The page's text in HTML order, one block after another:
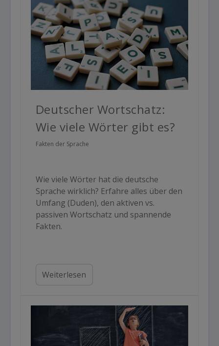
Deutscher Wortschatz:
Wie viele Wörter gibt es?
Fakten der Sprache
Wie viele Wörter hat die deutsche
Sprache wirklich? Erfahre alles über den
Umfang (Duden), den aktiven vs.
passiven Wortschatz und spannende
Fakten.
Weiterlesen